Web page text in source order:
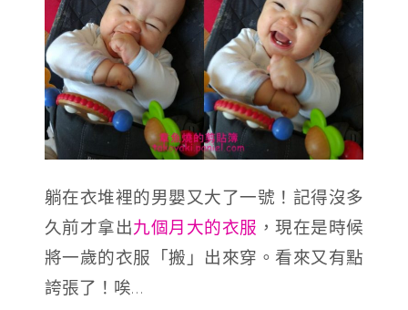
躺在衣堆裡的男嬰又大了一號！記得沒多
久前才拿出九個月大的衣服 ，現在是時候
將一歲的衣服「搬」出來穿。看來又有點
誇張了！唉…